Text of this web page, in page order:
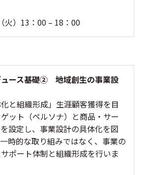
火）13：00 – 18：00
ュース基礎② 地域創生の事業設
化と組織形成」生涯顧客獲得を目
ット（ペルソナ）と商品・サー
設定し、事業設計の具体化を図
時的な取り組みではなく、事業の
ポート体制と組織形成を行いま